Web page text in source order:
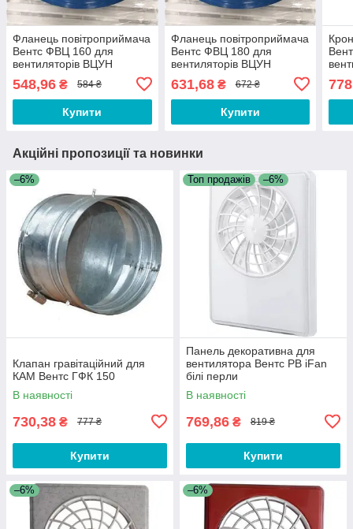
Фланець повітроприймача
Вентс ФВЦ 160 для
вентиляторів ВЦУН
548,96 ₴ 584 ₴
Купити
Фланець повітроприймача
Вентс ФВЦ 180 для
вентиляторів ВЦУН
631,68₴ 672 ₴
Купити
Акційні пропозиції та новинки
–6%
Клапан гравітаційний для
КАМ Вентс ГФК 150
В наявності
730,38 ₴ 777 ₴
Купити
Топ продажів –6%
Панель декоративна для
вентилятора Вентс РВ iFan
білі перли
В наявності
769,86 ₴ 819 ₴
Купити
–6% –6%